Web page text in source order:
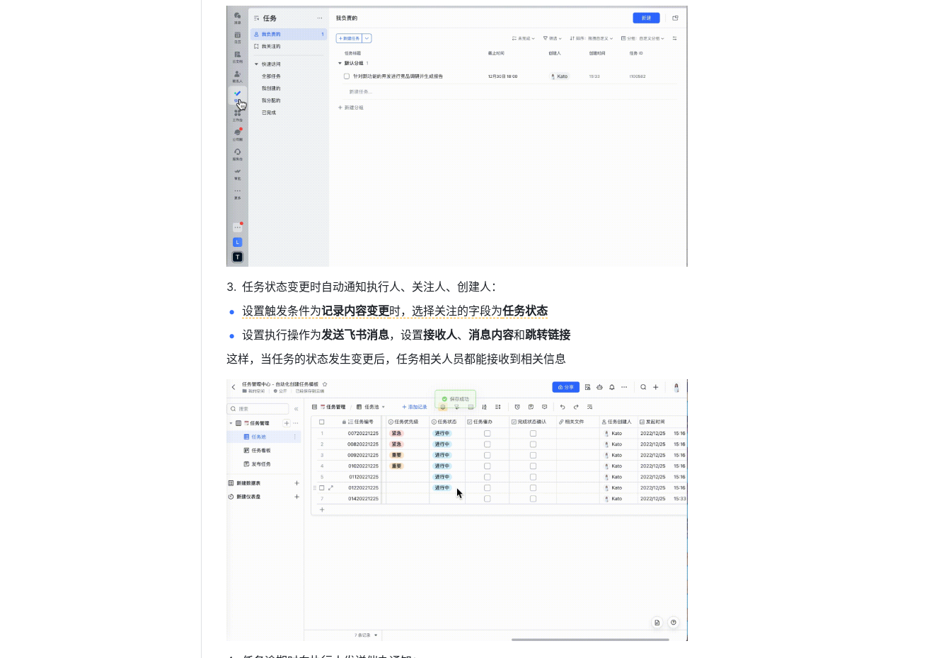
任务状态变更时自动通知执行人、关注人、创建人：
设置触发条件为记录内容变更时，选择关注的字段为任务状态
设置执行操作为发送飞书消息，设置接收人、 消息内容和跳转链接
这样，当任务的状态发生变更后，任务相关人员都能接收到相关信息